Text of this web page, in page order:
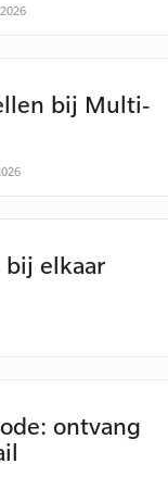
bij Multi-
bij elkaar
ontvang